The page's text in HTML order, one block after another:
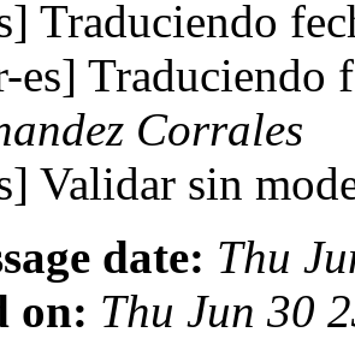
Traduciendo
es] Traduciendo
Corrales
Validar sin
date: Thu
on: Thu Jun 30